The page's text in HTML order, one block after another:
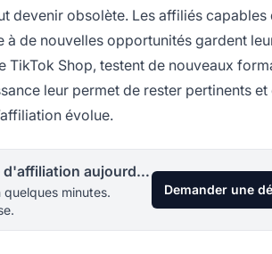
devenir obsolète. Les affiliés
à de nouvelles opportunités gardent
TikTok Shop, testent de nouveaux
leur permet de rester pertinents
évolue.
Lancez votre programme d'affiliation aujourd'hui
minutes.
Demander une